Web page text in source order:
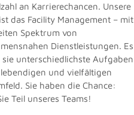
an Karrierechancen. Unsere
das Facility Management – mit
Spektrum von
Dienstleistungen. Es
unterschiedlichste Aufgaben
und vielfältigen
Sie haben die Chance:
Teil unseres Teams!